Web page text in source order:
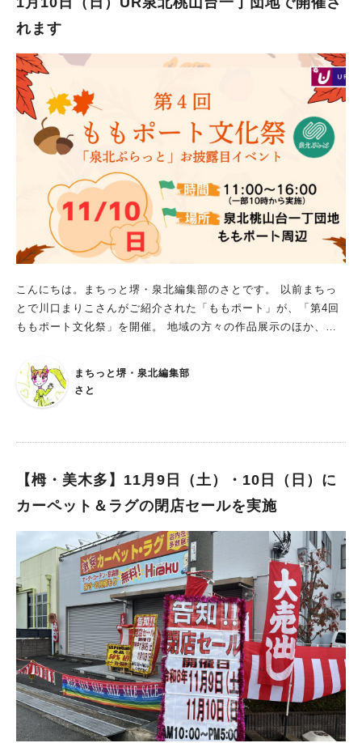
もマルシェは、10：30～15：00 おいしい泉北レモン🄬のレモネ
ードや綿菓子を、お楽しみに♪ 2024.11.7 NHK総合 午後LIVEニ
「泉北ニュータウンはレモンの街の実態を調査せよ」 とのミッ
ションを課された生中継で、活動をお取り上げいただきました。
台本なし、本当にアナウンサーは何も知らされていない中での生
中継、 「泉北ニュータウンはレモンの街の実態を調査せよ」 の
ミッションで活動をご紹介いただき、ありがとうございました。
泉北レモンの街ストーリー https://senboku-lemon.net/
れます
こんにちは。まちっと堺・泉北編集部のさとです。 以前まちっ
とで川口まりこさんがご紹介された「ももポート」が、「第4回
ももポート文化祭」を開催。 地域の方々の作品展示のほか、飲
す。 ももポートって？ 栂・美木多駅から歩いてすぐ、UR泉北桃
山台一丁団地内にある団地住民以外でも誰でも利用できるコミュ
ニティ拠点。 地域の方々が主体となって、集う場所や楽しむた
出店 11:00〜16:00 場所：集会所 写真、絵画、粘土細工など、
⚫︎ミニブーケづくり 13:00〜15:00 場所：ももポートの畑 もも
ポートの畑に咲いた花を使ったミニブーケ作りを開催。持ち帰っ
て飾ることもできます。 ⚫︎カラオケ大会 12:00〜1400 場所：
ウッドデッキ 邦楽、洋楽などジャンルを問わず、なんでもあ
り！歌の上手さに関係なく、誰でも大歓迎だそう。 ⚫︎木曜カフ
ェ 11:00〜16:00 場所：ももポート いつもの木曜カフェが限定
で日曜日にOPEN！お菓子と淹れたてコーヒーが楽しめます。
⚫︎キリン午後の紅茶セミナー ①11:00〜11:40 ②14:00〜14:40
場所：集会所 紅茶の歴史や茶葉について楽しく学べるセミナ
ー。キリン午後の紅茶を使った簡単アレンジティー作りや紅茶と
のおいしい食べ合わせ体験もご用意。 ※定員は各回先着8名 ⚫︎
飲食販売 11:00〜16:00 場所：広場 ハートフルサンクさんの飲
食販売を実施。テイクアウトも可能なのでお気軽にお越しくださ
まちっと堺・泉北編集部
さと
【栂・美木多】11月9日（土）・10日（日）に
カーペット＆ラグの閉店セールを実施